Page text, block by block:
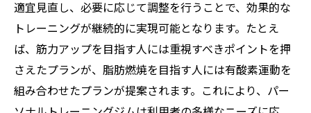
適宜見直し、必要に応じて調整を行うことで、効果的な
トレーニングが継続的に実現可能となります。たとえ
ば、筋力アップを目指す人には重視すべきポイントを押
さえたプランが、脂肪燃焼を目指す人には有酸素運動を
組み合わせたプランが提案されます。これにより、パー